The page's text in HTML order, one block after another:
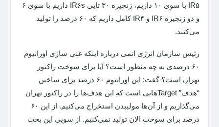
IR۵ با سوی ۱۰ داریم، زنجیره ۳۰ تایی IR۶s داریم با سوی ۶
و دو زنجیره IR۶ و IR۴ کامل داریم که ۶۰ درصد را تولید
می‌کنند.
رئیس سازمان انرژی اتمی درباره اینکه غنی سازی اورانیوم
۶۰ درصدی به چه منظور است؟ آیا برای سوخت راکتور
تهران است؟ گفت: این اورانیوم ۶۰ درصد برای ساختن
“هدف” Target‌هایی است که این هدف‌ها را در راکتور تهران
می‌گذاریم و از آن‌ها مولیبدن استخراج می‌کنیم. از این ۶۰
درصد برای سوخت الان تولید نمی‌کنیم. از سویی این بحث